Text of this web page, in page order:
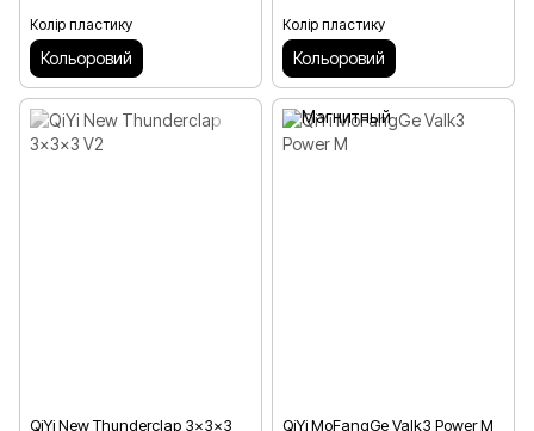
Колір пластику
Кольоровий
Колір пластику
Кольоровий
QiYi New Thunderclap 3x3x3 QiYi MoFangGe Valk3 Power M